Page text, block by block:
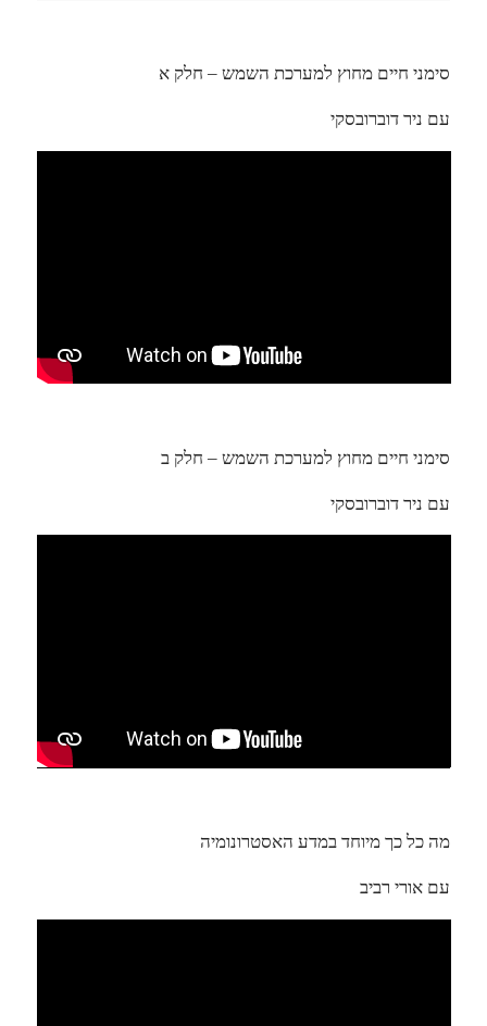
סימני חיים מחוץ למערכת השמש – חלק א
עם ניר דוברובסקי
סימני חיים מחוץ למערכת השמש – חלק ב
עם ניר דוברובסקי
מה כל כך מיוחד במדע האסטרונומיה
עם אורי רביב